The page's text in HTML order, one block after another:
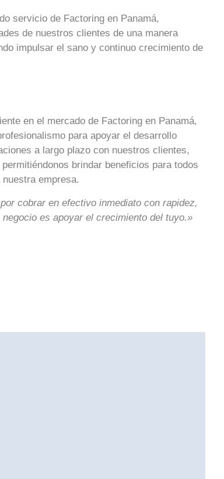
servicio de Factoring en Panamá,
de nuestros clientes de una manera
impulsar el sano y continuo crecimiento de
en el mercado de Factoring en Panamá,
para apoyar el desarrollo
a largo plazo con nuestros clientes,
brindar beneficios para todos
empresa.
cobrar en efectivo inmediato con rapidez,
es apoyar el crecimiento del tuyo.»